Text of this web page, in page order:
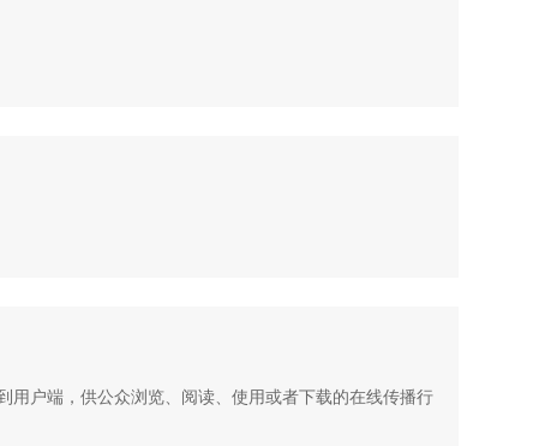
用户端，供公众浏览、阅读、使用或者下载的在线传播行